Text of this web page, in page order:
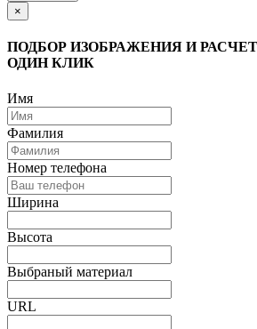
×
ПОДБОР ИЗОБРАЖЕНИЯ И
ОДИН КЛИК
Имя
Фамилия
Номер телефона
Ширина
Высота
Выбраный материал
URL